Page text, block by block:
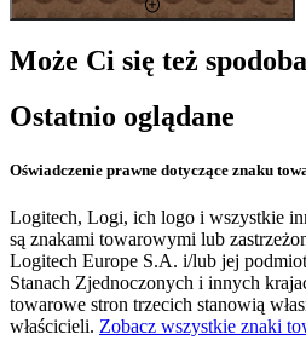
Może Ci się też
Ostatnio oglądane
Oświadczenie prawne dotyczące znaku
Logitech, Logi, ich logo i wszystkie
są znakami towarowymi lub
Logitech Europe S.A. i/lub jej
Stanach Zjednoczonych i innych
towarowe stron trzecich stanowią
właścicieli. Zobacz wszystkie znaki